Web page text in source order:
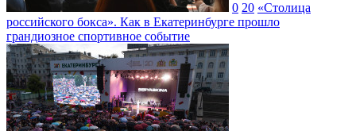
0 20 «Столица
российского бокса». Как в Екатеринбурге прошло
грандиозное спортивное событие